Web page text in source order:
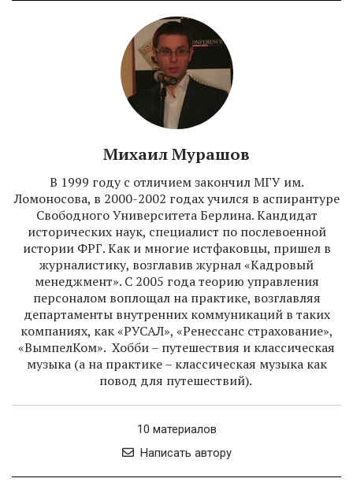
Михаил Мурашов
В 1999 году с отличием закончил МГУ им.
Ломоносова, в 2000-2002 годах учился в аспирантуре
Свободного Университета Берлина. Кандидат
исторических наук, специалист по послевоенной
истории ФРГ. Как и многие истфаковцы, пришел в
журналистику, возглавив журнал «Кадровый
менеджмент». С 2005 года теорию управления
персоналом воплощал на практике, возглавляя
департаменты внутренних коммуникаций в таких
компаниях, как «РУСАЛ», «Ренессанс страхование»,
«ВымпелКом». Хобби – путешествия и классическая
музыка (а на практике – классическая музыка как
повод для путешествий).
10 материалов
Написать автору